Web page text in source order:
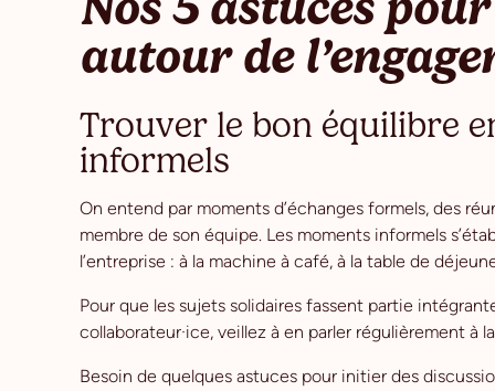
autour de
Trouver le bon équilibre
informels
On entend par moments d’échanges formels, des
membre de son équipe. Les moments informels
l’entreprise : à la machine à café, à la table de
Pour que les sujets solidaires fassent partie
collaborateur·ice, veillez à en parler régulièrement à
Besoin de quelques astuces pour initier des